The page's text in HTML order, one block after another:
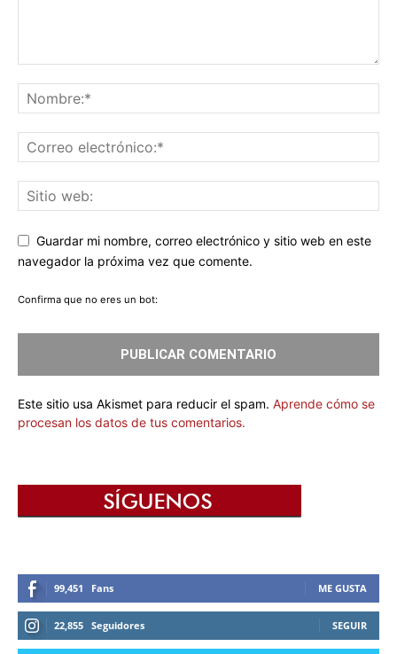
Guardar mi nombre, correo electrónico y sitio web en este
navegador la próxima vez que comente.
Confirma que no eres un bot:
Este sitio usa Akismet para reducir el spam. Aprende cómo se
procesan los datos de tus comentarios.
99,451 Fans ME GUSTA
22,855 Seguidores SEGUIR